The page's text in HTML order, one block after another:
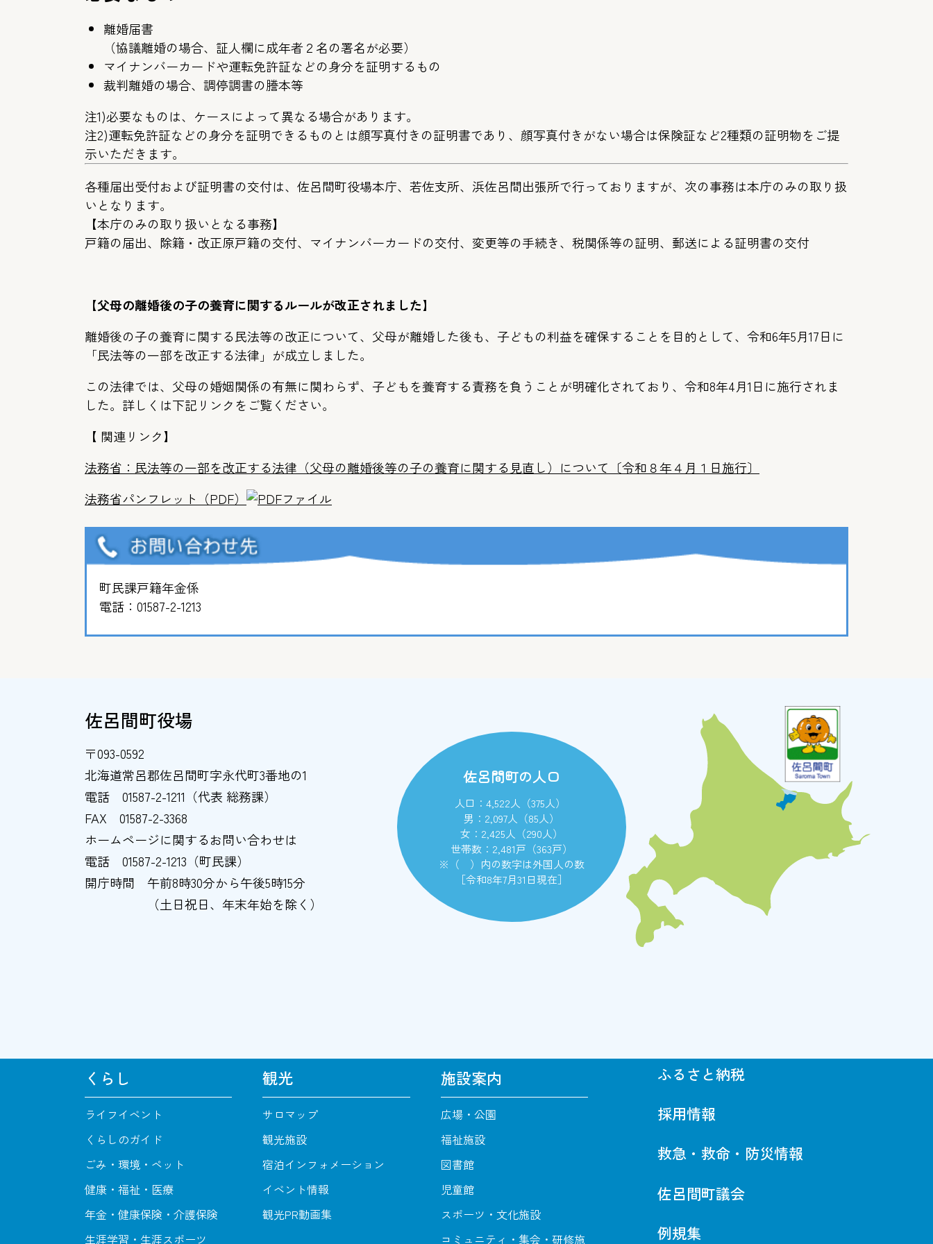
離婚届書
（協議離婚の場合、証人欄に成年者２名の署名が必要）
マイナンバーカードや運転免許証などの身分を証明するもの
裁判離婚の場合、調停調書の謄本等
注1)必要なものは、ケースによって異なる場合があります。
注2)運転免許証などの身分を証明できるものとは顔写真付きの証明書であり、顔写真付きがない場合は保険証など2種類の証明物をご提
示いただきます。
各種届出受付および証明書の交付は、佐呂間町役場本庁、若佐支所、浜佐呂間出張所で行っておりますが、次の事務は本庁のみの取り扱
いとなります。
【本庁のみの取り扱いとなる事務】
戸籍の届出、除籍・改正原戸籍の交付、マイナンバーカードの交付、変更等の手続き、税関係等の証明、郵送による証明書の交付
【父母の離婚後の子の養育に関するルールが改正されました】
離婚後の子の養育に関する民法等の改正について、父母が離婚した後も、子どもの利益を確保することを目的として、令和6年5月17日に
「民法等の一部を改正する法律」が成立しました。
この法律では、父母の婚姻関係の有無に関わらず、子どもを養育する責務を負うことが明確化されており、令和8年4月1日に施行されま
した。詳しくは下記リンクをご覧ください。
【 関連リンク】
法務省：民法等の一部を改正する法律（父母の離婚後等の子の養育に関する見直し）について〔令和８年４月１日施行〕
法務省パンフレット（PDF）
町民課戸籍年金係
電話： 01587-2-1213
佐呂間町役場
〒093-0592
北海道常呂郡佐呂間町字永代町3番地の1
電話
01587-2-1211（代表 総務課）
FAX
01587-2-3368
ホームページに関するお問い合わせは
電話
01587-2-1213（町民課）
開庁時間
午前8時30分から午後5時15分
（土日祝日、年末年始を除く）
佐呂間町の人口
人口：4,522人（375人）
男：2,097人（85人）
女：2,425人（290人）
世帯数：2,481戸（363戸）
※（ ）内の数字は外国人の数
［令和8年7月31日現在］
くらし
ライフイベント
くらしのガイド
ごみ・環境・ペット
健康・福祉・医療
年金・健康保険・介護保険
生涯学習・生涯スポーツ
観光
サロマップ
観光施設
宿泊インフォメーション
イベント情報
観光PR動画集
施設案内
広場・公園
福祉施設
図書館
児童館
スポーツ・文化施設
コミュニティ・集会・研修施
ふるさと納税
採用情報
救急・救命・防災情報
佐呂間町議会
例規集